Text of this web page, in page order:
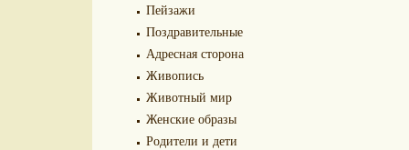
Пейзажи
Поздравительные
Адресная сторона
Живопись
Животный мир
Женские образы
Родители и дети